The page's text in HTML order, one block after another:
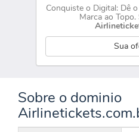
Conquiste o Digital: Dê
Marca ao
Sua
Sobre o dominio